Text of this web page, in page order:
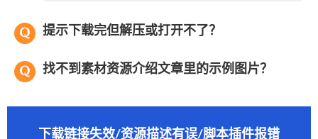
提示下载完但解压或打开不了？
找不到素材资源介绍文章里的示例图片？
下载链接失效/资源描述有误/脚本插件报错